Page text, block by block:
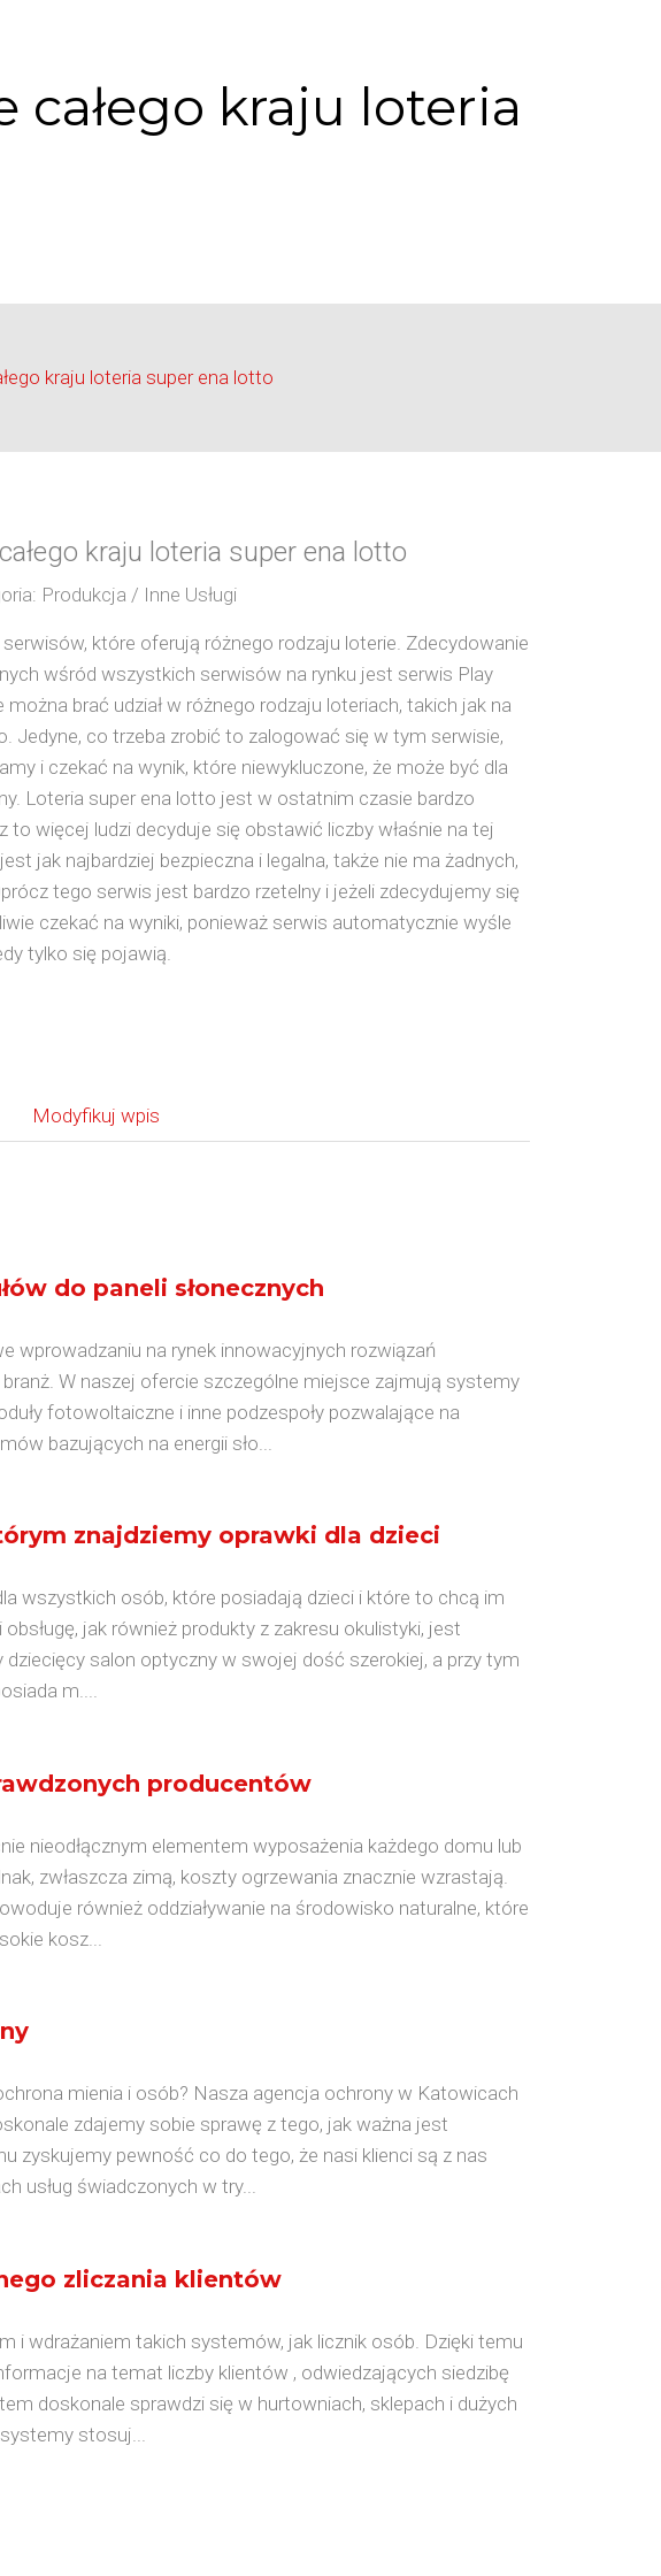
całego kraju loteria
kraju loteria super ena lotto
kraju loteria super ena lotto
Produkcja / Inne Usługi
które oferują różnego rodzaju loterie. Zdecydowanie
wśród wszystkich serwisów na rynku jest serwis Play
brać udział w różnego rodzaju loteriach, takich jak na
Jedyne, co trzeba zrobić to zalogować się w tym serwisie,
i czekać na wynik, które niewykluczone, że może być dla
Loteria super ena lotto jest w ostatnim czasie bardzo
to więcej ludzi decyduje się obstawić liczby właśnie na tej
jak najbardziej bezpieczna i legalna, także nie ma żadnych,
tego serwis jest bardzo rzetelny i jeżeli zdecydujemy się
czekać na wyniki, ponieważ serwis automatycznie wyśle
tylko się pojawią.
Modyfikuj wpis
do paneli słonecznych
wprowadzaniu na rynek innowacyjnych rozwiązań
W naszej ofercie szczególne miejsce zajmują systemy
fotowoltaiczne i inne podzespoły pozwalające na
bazujących na energii sło...
znajdziemy oprawki dla dzieci
wszystkich osób, które posiadają dzieci i które to chcą im
jak również produkty z zakresu okulistyki, jest
dziecięcy salon optyczny w swojej dość szerokiej, a przy tym
m....
producentów
nieodłącznym elementem wyposażenia każdego domu lub
zwłaszcza zimą, koszty ogrzewania znacznie wzrastają.
również oddziaływanie na środowisko naturalne, które
kosz...
mienia i osób? Nasza agencja ochrony w Katowicach
zdajemy sobie sprawę z tego, jak ważna jest
zyskujemy pewność co do tego, że nasi klienci są z nas
usług świadczonych w try...
zliczania klientów
i wdrażaniem takich systemów, jak licznik osób. Dzięki temu
na temat liczby klientów , odwiedzających siedzibę
doskonale sprawdzi się w hurtowniach, sklepach i dużych
stosuj...